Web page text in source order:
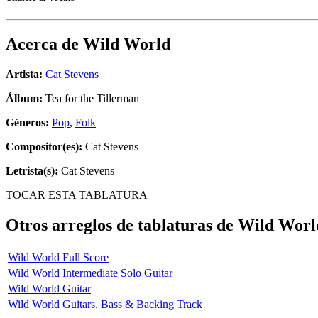
Acerca de Wild World
Artista: Cat Stevens
Álbum: Tea for the Tillerman
Géneros: Pop, Folk
Compositor(es): Cat Stevens
Letrista(s): Cat Stevens
TOCAR ESTA TABLATURA
Otros arreglos de tablaturas de Wild
Wild World Full Score
Wild World Intermediate Solo Guitar
Wild World Guitar
Wild World Guitars, Bass & Backing Track